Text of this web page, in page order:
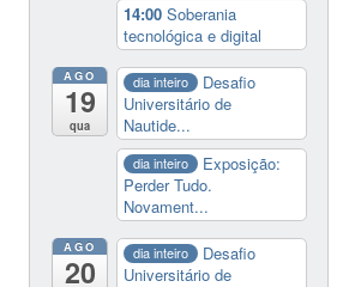
14:00Soberania
tecnológica e digital
AGO
19
qua
dia inteiro
Desafio
Universitário de
Nautide...
dia inteiro
Exposição:
Perder Tudo.
Novament...
AGO
20
dia inteiro
Desafio
Universitário de